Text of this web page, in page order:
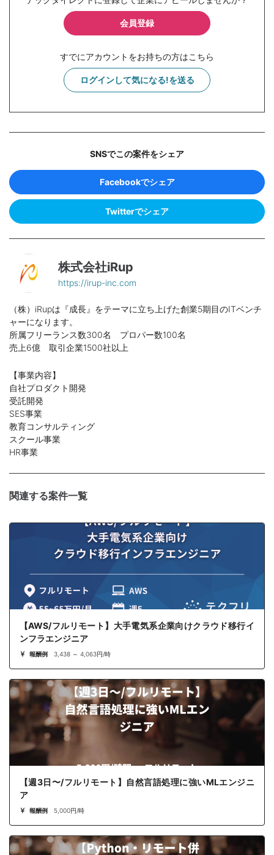
会員登録
すでにアカウントをお持ちの方はこちら
ログインして気になる!を送る
SNSでこの案件をシェア
Facebookでシェア
Twitterでシェア
株式会社iRup
https://irup-inc.com
（株）iRupは『成長』をテーマに立ち上げた創業5期目のITベンチ
ャーになります。
所属フリーランス数300名 プロパー数100名
売上6億 取引企業1500社以上
【事業内容】
自社プロダクト開発
受託開発
SES事業
教育コンサルティング
スクール事業
HR事業
関連する案件一覧
【AWS/フルリモート】大手電気系企業向けクラウド移行イ
ンフラエンジニア
報酬例 3,438 ～ 4,063円/時
【週3日〜/フルリモート】自然言語処理に強いMLエンジニ
ア
報酬例 5,000円/時